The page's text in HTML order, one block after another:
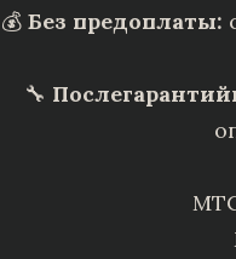
💰 Без предоплаты:
🔧